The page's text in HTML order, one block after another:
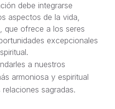
debe integrarse
aspectos de la vida,
que ofrece a los seres
excepcionales
a nuestros
armoniosa y espiritual
sagradas.